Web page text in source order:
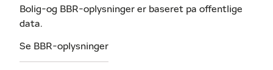
Bolig-og BBR-oplysninger er baseret pa offentlige
data.
Se BBR-oplysninger